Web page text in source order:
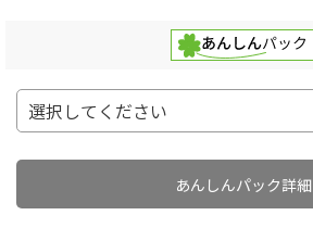
あんしんパック詳細